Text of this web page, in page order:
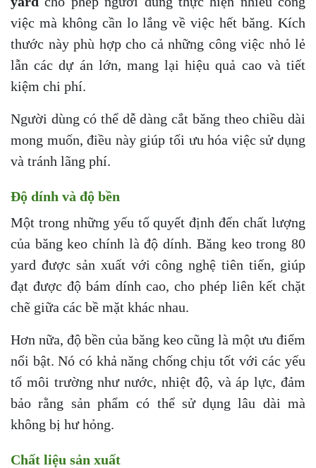
việc mà không cần lo lắng về việc hết băng. Kích
thước này phù hợp cho cả những công việc nhỏ lẻ
lẫn các dự án lớn, mang lại hiệu quả cao và tiết
kiệm chi phí.
Người dùng có thể dễ dàng cắt băng theo chiều dài
mong muốn, điều này giúp tối ưu hóa việc sử dụng
và tránh lãng phí.
Độ dính và độ bền
Một trong những yếu tố quyết định đến chất lượng
của băng keo chính là độ dính. Băng keo trong 80
yard được sản xuất với công nghệ tiên tiến, giúp
đạt được độ bám dính cao, cho phép liên kết chặt
chẽ giữa các bề mặt khác nhau.
Hơn nữa, độ bền của băng keo cũng là một ưu điểm
nổi bật. Nó có khả năng chống chịu tốt với các yếu
tố môi trường như nước, nhiệt độ, và áp lực, đảm
bảo rằng sản phẩm có thể sử dụng lâu dài mà
không bị hư hỏng.
Chất liệu sản xuất